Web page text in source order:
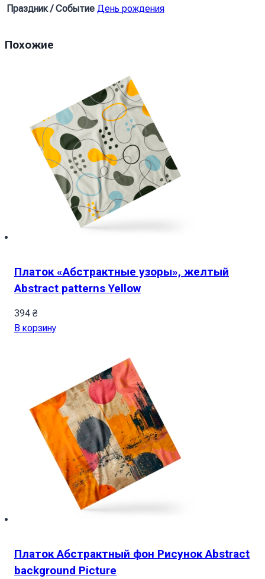
Праздник / Событие День рождения
Похожие
Платок «Абстрактные узоры», желтый
Abstract patterns Yellow
394 ₴
В корзину
Платок Абстрактный фон Рисунок Abstract
background Picture